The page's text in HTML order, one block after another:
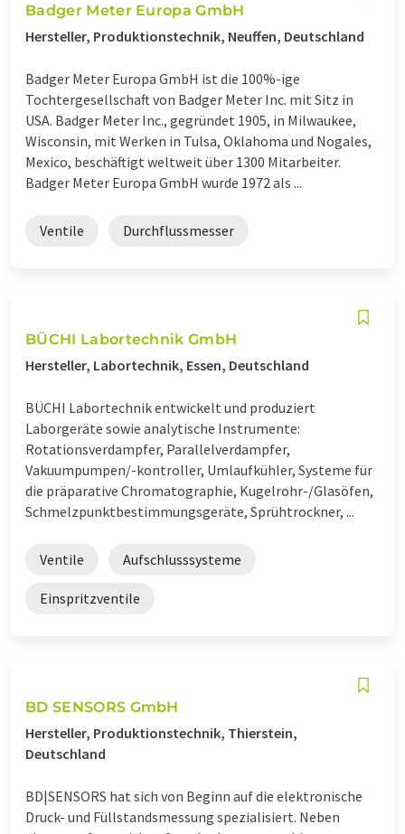
Badger Meter Europa GmbH
Hersteller, Produktionstechnik, Neuffen, Deutschland
Badger Meter Europa GmbH ist die 100%-ige
Tochtergesellschaft von Badger Meter Inc. mit Sitz in
USA. Badger Meter Inc., gegründet 1905, in Milwaukee,
Wisconsin, mit Werken in Tulsa, Oklahoma und Nogales,
Mexico, beschäftigt weltweit über 1300 Mitarbeiter.
Badger Meter Europa GmbH wurde 1972 als ...
Ventile Durchflussmesser
BÜCHI Labortechnik GmbH
Hersteller, Labortechnik, Essen, Deutschland
BÜCHI Labortechnik entwickelt und produziert
Laborgeräte sowie analytische Instrumente:
Rotationsverdampfer, Parallelverdampfer,
Vakuumpumpen/-kontroller, Umlaufkühler, Systeme für
die präparative Chromatographie, Kugelrohr-/Glasöfen,
Schmelzpunktbestimmungsgeräte, Sprühtrockner, ...
Ventile Aufschlusssysteme
Einspritzventile
BD SENSORS GmbH
Hersteller, Produktionstechnik, Thierstein,
Deutschland
BD|SENSORS hat sich von Beginn auf die elektronische
Druck- und Füllstandsmessung spezialisiert. Neben